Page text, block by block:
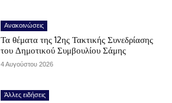
Ανακοινώσεις
Τα θέματα της 12ης Τακτικής Συνεδρίασης
του Δημοτικού Συμβουλίου Σάμης
4 Αυγούστου 2026
Άλλες ειδήσεις